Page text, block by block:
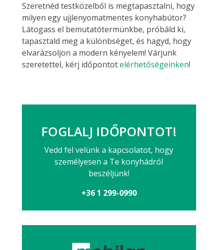
Szeretnéd testközelből is megtapasztalni, hogy
milyen egy ujjlenyomatmentes konyhabútor?
Látogass el bemutatótermünkbe, próbáld ki,
tapasztald meg a különbséget, és hagyd, hogy
elvarázsoljon a modern kényelem! Várjunk
szeretettel, kérj időpontotelérhetőségeinken!
FOGLALJ IDŐPONTOT!
Vedd fel velünk a kapcsolatot, hogy
személyesen a Te konyhádról
beszéljünk!
+36 1 299-0990